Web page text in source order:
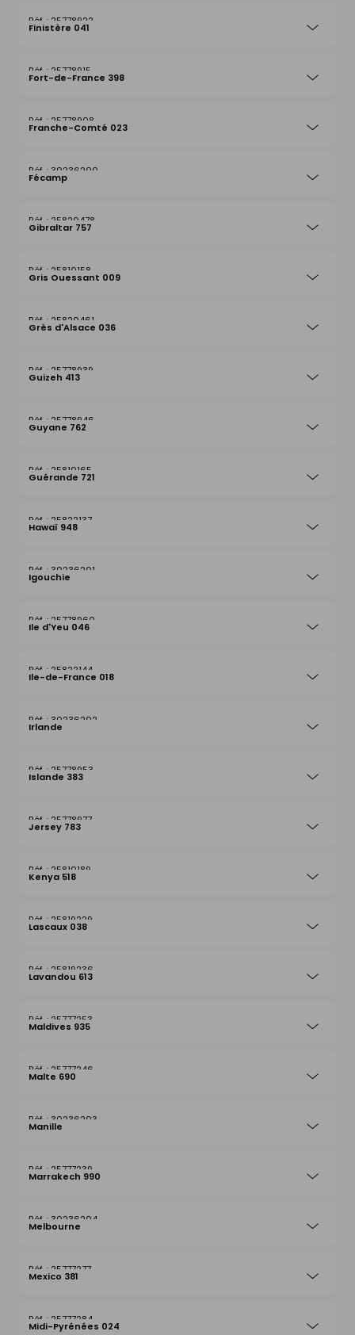
25778922
Finistère 041
25778915
Fort-de-France 398
25778908
Franche-Comté 023
30236200
Fécamp
25820478
Gibraltar 757
25810158
Gris Ouessant 009
25820461
Grès d'Alsace 036
25778939
Guizeh 413
25778946
Guyane 762
25810165
Guérande 721
25822137
Hawaï 948
30236201
Igouchie
25778960
Ile d'Yeu 046
25822144
Ile-de-France 018
30236202
Irlande
25778953
Islande 383
25778977
Jersey 783
25810189
Kenya 518
25819229
Lascaux 038
25819236
Lavandou 613
25777253
Maldives 935
25777246
Malte 690
30236203
Manille
25777239
Marrakech 990
30236204
Melbourne
25777277
Mexico 381
25777284
Midi-Pyrénées 024